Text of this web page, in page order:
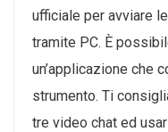
ufficiale per avviare
tramite PC. È
un’applicazione che
strumento. Ti
tre video chat ed